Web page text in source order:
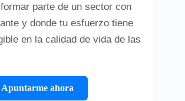
parte de un sector con
y donde tu esfuerzo tiene
en la calidad de vida de las
Apuntarme ahora